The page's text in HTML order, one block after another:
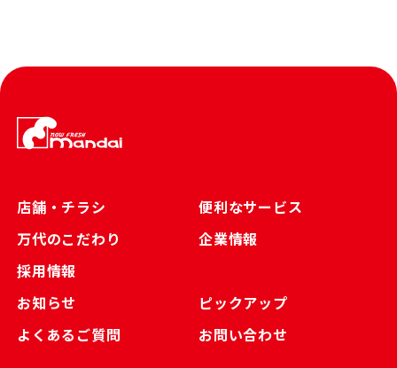
店舗・チラシ
便利なサービス
万代のこだわり
企業情報
採用情報
お知らせ
ピックアップ
よくあるご質問
お問い合わせ